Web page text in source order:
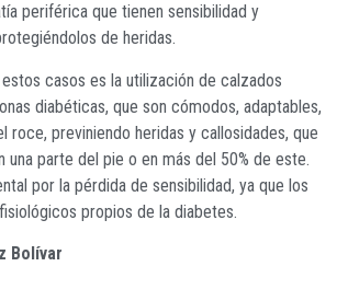
periférica que tienen sensibilidad y
de heridas.
casos es la utilización de calzados
diabéticas, que son cómodos, adaptables,
roce, previniendo heridas y callosidades, que
una parte del pie o en más del 50% de este.
por la pérdida de sensibilidad, ya que los
propios de la diabetes.
Bolívar